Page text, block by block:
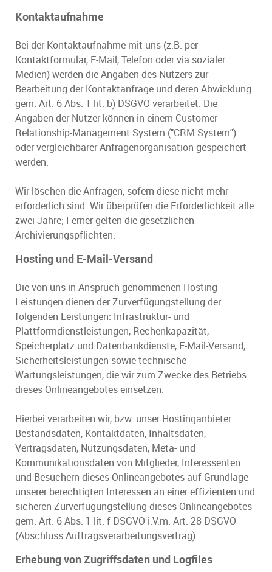
Kontaktaufnahme
Bei der Kontaktaufnahme mit uns (z.B. per
Kontaktformular, E-Mail, Telefon oder via sozialer
Medien) werden die Angaben des Nutzers zur
Bearbeitung der Kontaktanfrage und deren Abwicklung
gem. Art. 6 Abs. 1 lit. b) DSGVO verarbeitet. Die
Angaben der Nutzer können in einem Customer-
Relationship-Management System ("CRM System")
oder vergleichbarer Anfragenorganisation gespeichert
werden.
Wir löschen die Anfragen, sofern diese nicht mehr
erforderlich sind. Wir überprüfen die Erforderlichkeit alle
zwei Jahre; Ferner gelten die gesetzlichen
Archivierungspflichten.
Hosting und E-Mail-Versand
Die von uns in Anspruch genommenen Hosting-
Leistungen dienen der Zurverfügungstellung der
folgenden Leistungen: Infrastruktur- und
Plattformdienstleistungen, Rechenkapazität,
Speicherplatz und Datenbankdienste, E-Mail-Versand,
Sicherheitsleistungen sowie technische
Wartungsleistungen, die wir zum Zwecke des Betriebs
dieses Onlineangebotes einsetzen.
Hierbei verarbeiten wir, bzw. unser Hostinganbieter
Bestandsdaten, Kontaktdaten, Inhaltsdaten,
Vertragsdaten, Nutzungsdaten, Meta- und
Kommunikationsdaten von Mitglieder, Interessenten
und Besuchern dieses Onlineangebotes auf Grundlage
unserer berechtigten Interessen an einer effizienten und
sicheren Zurverfügungstellung dieses Onlineangebotes
gem. Art. 6 Abs. 1 lit. f DSGVO i.V.m. Art. 28 DSGVO
(Abschluss Auftragsverarbeitungsvertrag).
Erhebung von Zugriffsdaten und Logfiles